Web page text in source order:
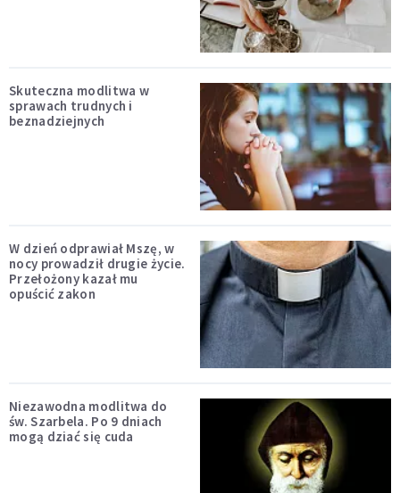
Skuteczna modlitwa w
sprawach trudnych i
beznadziejnych
W dzień odprawiał Mszę, w
nocy prowadził drugie życie.
Przełożony kazał mu
opuścić zakon
Niezawodna modlitwa do
św. Szarbela. Po 9 dniach
mogą dziać się cuda